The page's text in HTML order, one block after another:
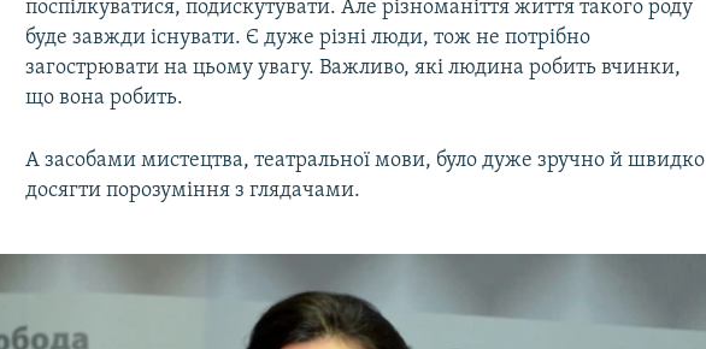
поспілкуватися, подискутувати. Але різноманіття життя такого роду
буде завжди існувати. Є дуже різні люди, тож не потрібно
загострювати на цьому увагу. Важливо, які людина робить вчинки,
що вона робить.
А засобами мистецтва, театральної мови, було дуже зручно й швидко
досягти порозуміння з глядачами.